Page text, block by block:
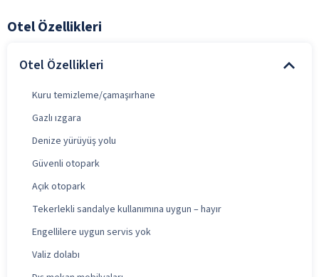
Otel Özellikleri
Otel Özellikleri
Kuru temizleme/çamaşırhane
Gazlı ızgara
Denize yürüyüş yolu
Güvenli otopark
Açık otopark
Tekerlekli sandalye kullanımına uygun – hayır
Engellilere uygun servis yok
Valiz dolabı